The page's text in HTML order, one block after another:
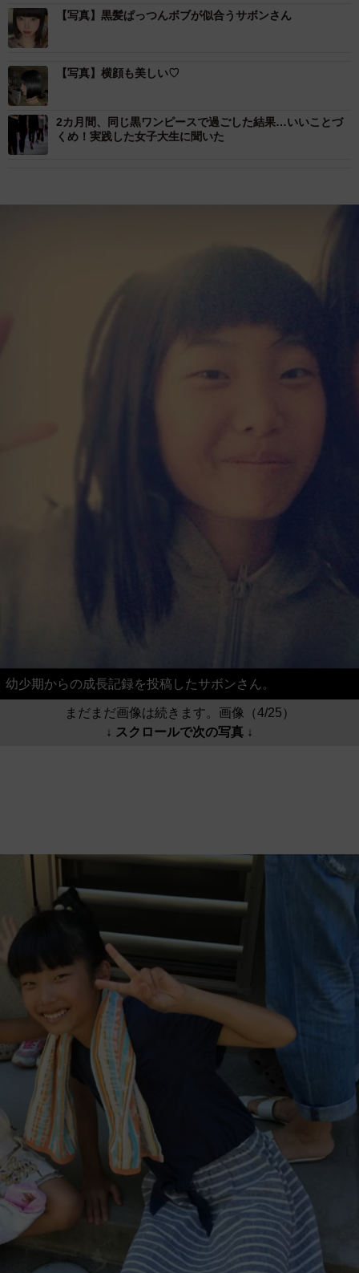
【写真】黒髪ぱっつんボブが似合うサボンさん
【写真】横顔も美しい♡
2カ月間、同じ黒ワンピースで過ごした結果…いいことづ
くめ！実践した女子大生に聞いた
幼少期からの成長記録を投稿したサボンさん。
まだまだ画像は続きます。画像（4/25）
↓ スクロールで次の写真 ↓